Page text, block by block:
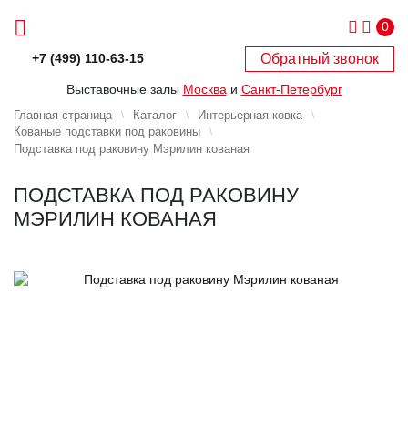
0
+7 (499) 110-63-15 Обратный звонок
Выставочные залы Москва и Санкт-Петербург
Главная страница Каталог
Интерьерная ковка
Кованые подставки под раковины
Подставка под раковину Мэрилин кованая
ПОДСТАВКА ПОД РАКОВИНУ
МЭРИЛИН КОВАНАЯ